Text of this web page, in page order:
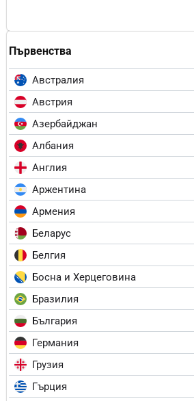
Първенства
Австралия
Австрия
Азербайджан
Албания
Англия
Аржентина
Армения
Беларус
Белгия
Босна и Херцеговина
Бразилия
България
Германия
Грузия
Гърция